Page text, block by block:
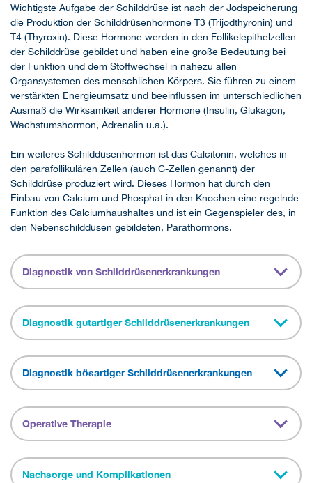
Wichtigste Aufgabe der Schilddrüse ist nach der Jodspeicherung
die Produktion der Schilddrüsenhormone T3 (Trijodthyronin) und
T4 (Thyroxin). Diese Hormone werden in den Follikelepithelzellen
der Schilddrüse gebildet und haben eine große Bedeutung bei
der Funktion und dem Stoffwechsel in nahezu allen
Organsystemen des menschlichen Körpers. Sie führen zu einem
verstärkten Energieumsatz und beeinflussen im unterschiedlichen
Ausmaß die Wirksamkeit anderer Hormone (Insulin, Glukagon,
Wachstumshormon, Adrenalin u.a.).
Ein weiteres Schilddüsenhormon ist das Calcitonin, welches in
den parafollikulären Zellen (auch C-Zellen genannt) der
Schilddrüse produziert wird. Dieses Hormon hat durch den
Einbau von Calcium und Phosphat in den Knochen eine regelnde
Funktion des Calciumhaushaltes und ist ein Gegenspieler des, in
den Nebenschilddüsen gebildeten, Parathormons.
Diagnostik von Schilddrüsenerkrankungen
Diagnostik gutartiger Schilddrüsenerkrankungen
Diagnostik bösartiger Schilddrüsenerkrankungen
Operative Therapie
Nachsorge und Komplikationen